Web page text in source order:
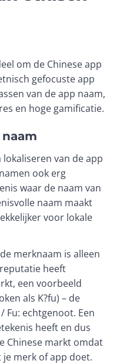
om de Chinese app
gefocuste app
van de app naam,
en hoge gamificatie.
van de app
ook erg
waar de naam van
naam maakt
voor lokale
merknaam is alleen
heeft
een voorbeeld
als K?fu) – de
Fu: echtgenoot. Een
heeft en dus
Chinese markt omdat
merk of app doet.